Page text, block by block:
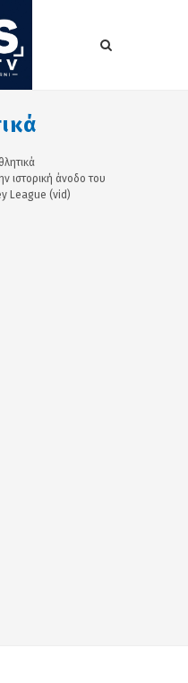
ιστορική άνοδο του
League (vid)